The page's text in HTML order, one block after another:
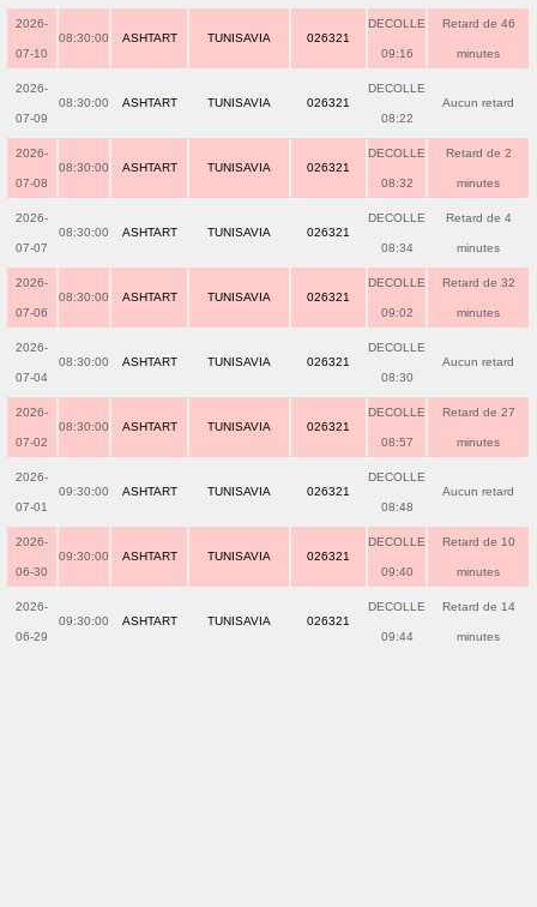
2026-
07-10
08:30:00 ASHTART TUNISAVIA 026321
DECOLLE
09:16
Retard de 46
minutes
2026-
07-09
08:30:00 ASHTART TUNISAVIA 026321
DECOLLE
08:22
Aucun retard
2026-
07-08
08:30:00 ASHTART TUNISAVIA 026321
DECOLLE
08:32
Retard de 2
minutes
2026-
07-07
08:30:00 ASHTART TUNISAVIA 026321
DECOLLE
08:34
Retard de 4
minutes
2026-
07-06
08:30:00 ASHTART TUNISAVIA 026321
DECOLLE
09:02
Retard de 32
minutes
2026-
07-04
08:30:00 ASHTART TUNISAVIA 026321
DECOLLE
08:30
Aucun retard
2026-
07-02
08:30:00 ASHTART TUNISAVIA 026321
DECOLLE
08:57
Retard de 27
minutes
2026-
07-01
09:30:00 ASHTART TUNISAVIA 026321
DECOLLE
08:48
Aucun retard
2026-
06-30
09:30:00 ASHTART TUNISAVIA 026321
DECOLLE
09:40
Retard de 10
minutes
2026-
06-29
09:30:00 ASHTART TUNISAVIA 026321
DECOLLE
09:44
Retard de 14
minutes